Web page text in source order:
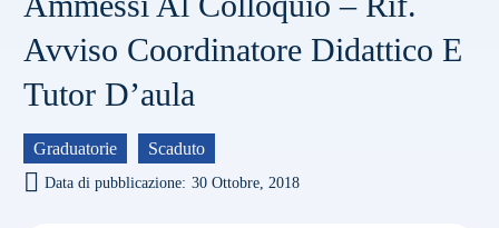
Avviso Coordinatore Didattico E
Tutor D’aula
Graduatorie Scaduto
Data di pubblicazione: 30 Ottobre, 2018